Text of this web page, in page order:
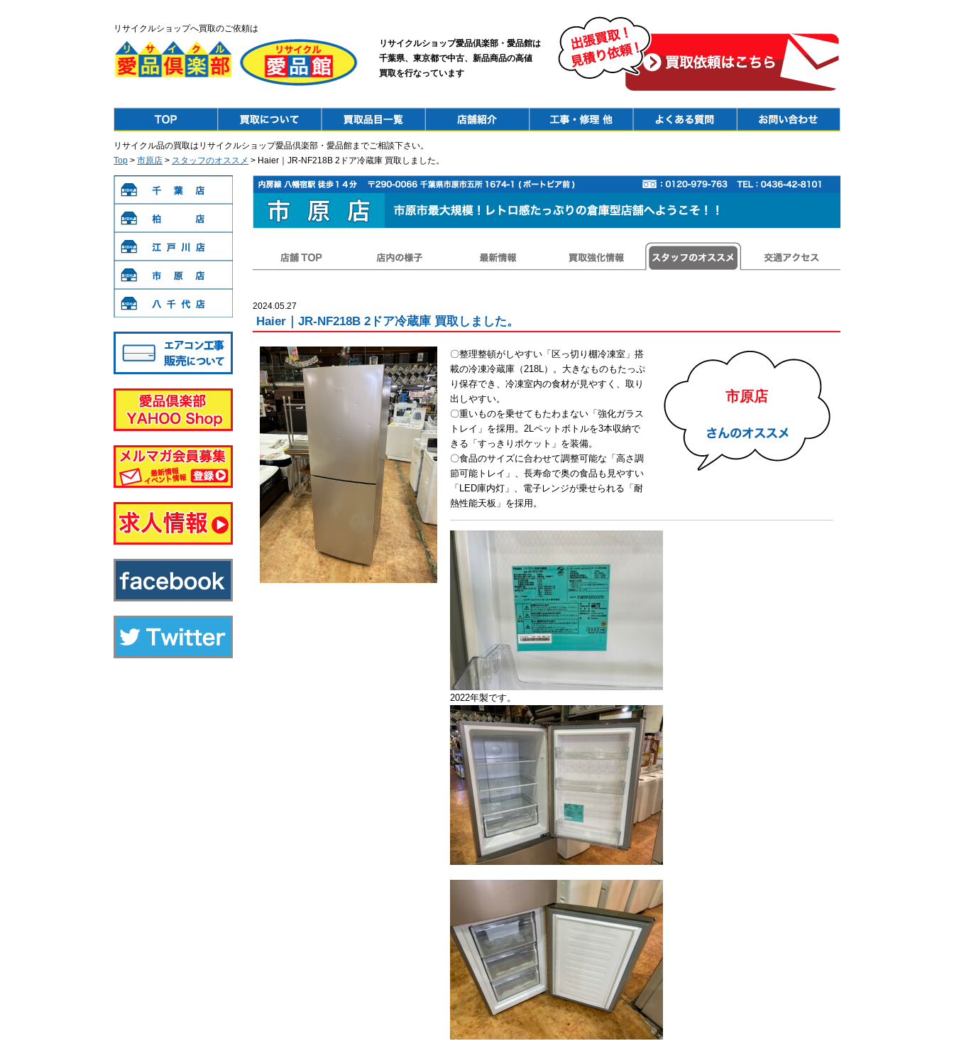
リサイクルショップへ買取のご依頼は
リサイクルショップ愛品倶楽部・愛品館は
千葉県、東京都で中古、新品商品の高値
買取を行なっています
リサイクル品の買取はリサイクルショップ愛品倶楽部・愛品館までご相談下さい。
Top > 市原店 > スタッフのオススメ > Haier｜JR-NF218B 2ドア冷蔵庫 買取しました。
2024.05.27
Haier｜JR-NF218B 2ドア冷蔵庫 買取しました。
市原店
〇整理整頓がしやすい「区っ切り棚冷凍室」搭
載の冷凍冷蔵庫（218L）。大きなものもたっぷ
り保存でき、冷凍室内の食材が見やすく、取り
出しやすい。
〇重いものを乗せてもたわまない「強化ガラス
トレイ」を採用。2Lペットボトルを3本収納で
きる「すっきりポケット」を装備。
〇食品のサイズに合わせて調整可能な「高さ調
節可能トレイ」、長寿命で奥の食品も見やすい
「LED庫内灯」、電子レンジが乗せられる「耐
熱性能天板」を採用。
2022年製です。